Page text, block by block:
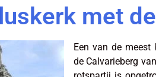
met
Een van de meest
de Calvarieberg